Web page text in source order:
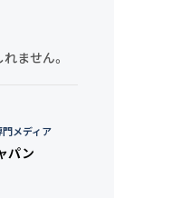
ません。
メディア
パン